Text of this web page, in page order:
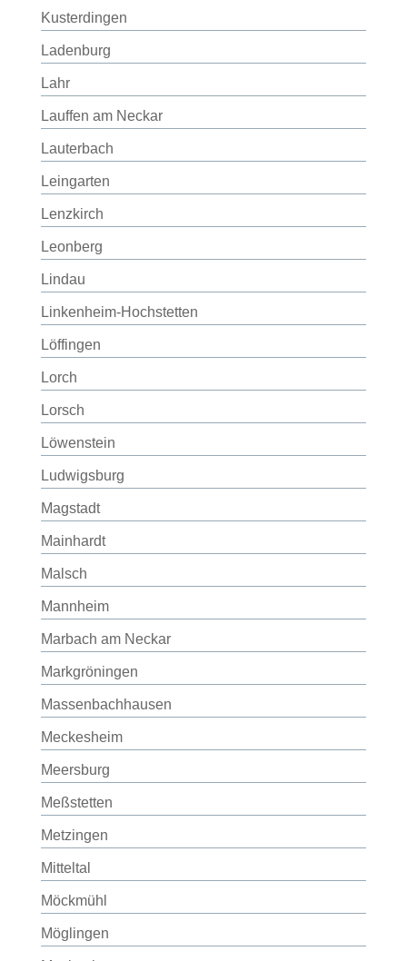
Kusterdingen
Ladenburg
Lahr
Lauffen am Neckar
Lauterbach
Leingarten
Lenzkirch
Leonberg
Lindau
Linkenheim-Hochstetten
Löffingen
Lorch
Lorsch
Löwenstein
Ludwigsburg
Magstadt
Mainhardt
Malsch
Mannheim
Marbach am Neckar
Markgröningen
Massenbachhausen
Meckesheim
Meersburg
Meßstetten
Metzingen
Mitteltal
Möckmühl
Möglingen